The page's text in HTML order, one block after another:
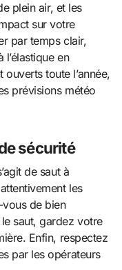
plein air, et les
sur votre
par temps clair,
en
toute l’année,
prévisions météo
sécurité
de saut à
les
de bien
saut, gardez votre
Enfin, respectez
par les opérateurs